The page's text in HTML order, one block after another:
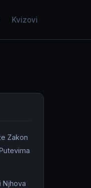
Kvizovi
Zakon
Njhova